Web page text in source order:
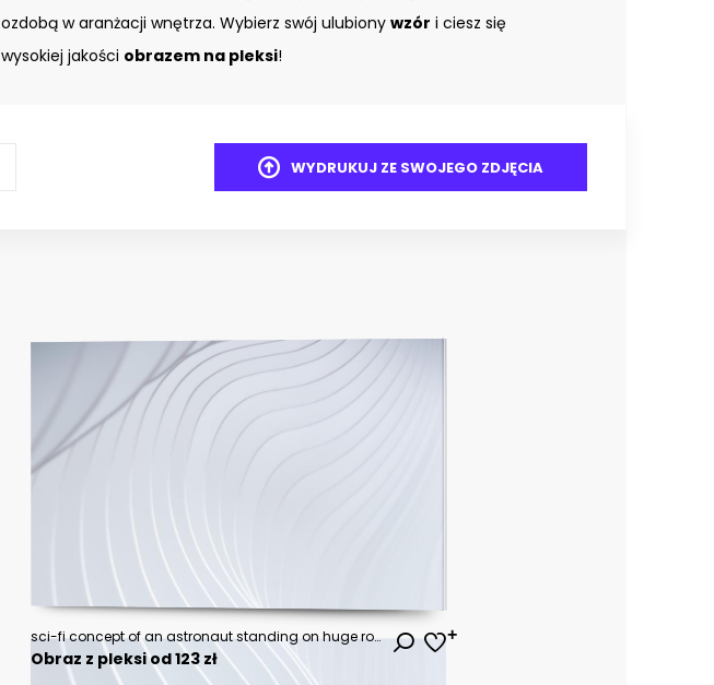
ozdobą w aranżacji wnętrza. Wybierz swój ulubiony wzór i ciesz się
wysokiej jakości obrazem na pleksi!
WYDRUKUJ ZE SWOJEGO ZDJĘCIA
sci-fi concept of an astronaut standing on huge rock looking at the acid planet, digital art style, illustration painting
Obraz z pleksi od 123 zł